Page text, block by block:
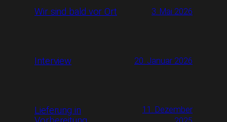
Wir sind bald vor Ort 3. Mai 2026
Interview 20. Januar 2026
Lieferung in
11. Dezember